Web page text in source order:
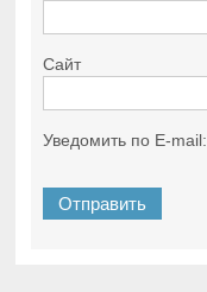
Сайт
Уведомить по E-mail: